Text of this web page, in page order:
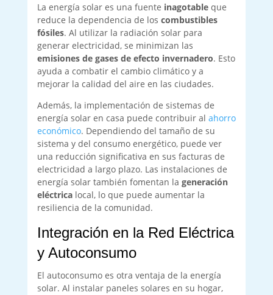
La energía solar es una fuente inagotableque
reduce la dependencia de los combustibles
fósiles. Al utilizar la radiación solar para
generar electricidad, se minimizan las
emisiones de gases de efecto invernadero. Esto
ayuda a combatir el cambio climático y a
mejorar la calidad del aire en las ciudades.
Además, la implementación de sistemas de
energía solar en casa puede contribuir al ahorro
económico. Dependiendo del tamaño de su
sistema y del consumo energético, puede ver
una reducción significativa en sus facturas de
electricidad a largo plazo. Las instalaciones de
energía solar también fomentan la generación
eléctricalocal, lo que puede aumentar la
resiliencia de la comunidad.
Integración en la Red Eléctrica
y Autoconsumo
El autoconsumo es otra ventaja de la energía
solar. Al instalar paneles solares en su hogar,